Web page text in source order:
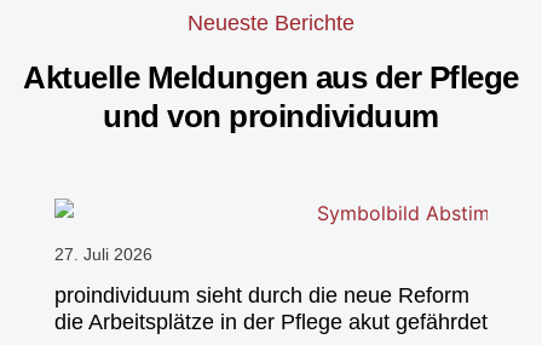
Neueste Berichte
Aktuelle Meldungen aus der Pflege
und von proindividuum
27. Juli 2026
proindividuum sieht durch die neue Reform
die Arbeitsplätze in der Pflege akut gefährdet